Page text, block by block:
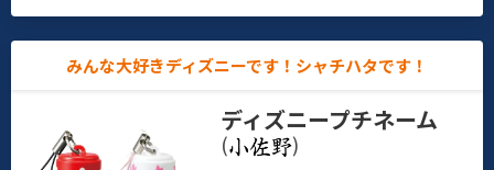
みんな大好きディズニーです！シャチハタです！
ディズニープチネーム
( )